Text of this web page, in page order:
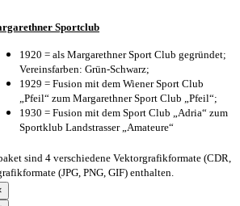
Sportclub
1920 = als Margarethner Sport Club gegründet;
Vereinsfarben: Grün-Schwarz;
1929 = Fusion mit dem Wiener Sport Club
„Pfeil“ zum Margarethner Sport Club „Pfeil“;
1930 = Fusion mit dem Sport Club „Adria“ zum
Sportklub Landstrasser „Amateure“
sind 4 verschiedene Vektorgrafikformate (CDR,
(JPG, PNG, GIF) enthalten.